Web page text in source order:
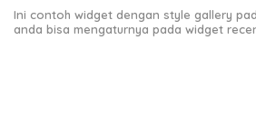
Ini contoh widget dengan style gallery
anda bisa mengaturnya pada widget